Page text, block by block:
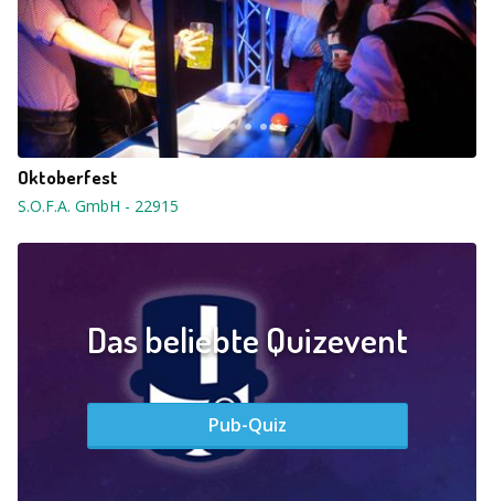
Oktoberfest
S.O.F.A. GmbH - 22915
Das beliebte Quizevent
Pub-Quiz